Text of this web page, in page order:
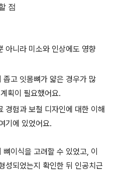
점
아니라 미소와 인상에도 영향
고 잇몸뼈가 얇은 경우가 많
획이 필요했어요.
경험과 보철 디자인에 대한 이해
기에 있었어요.
이식을 고려할 수 있었고, 이
성되었는지 확인한 뒤 인공치근